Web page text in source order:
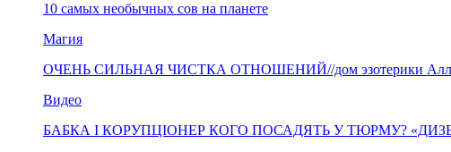
10 самых необычных сов на планете
Магия
ОЧЕНЬ СИЛЬНАЯ ЧИСТКА ОТНОШЕНИЙ//дом эзотерики Аллы
Видео
БАБКА І КОРУПЦІОНЕР КОГО ПОСАДЯТЬ У ТЮРМУ?